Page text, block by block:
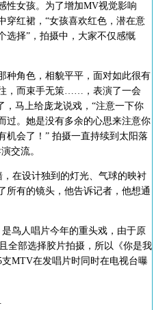
女孩。为了增加MV视觉影响
穿红裙，“女孩喜欢红色，潜在意
选择”，拍摄中，大家不仅感慨
角色，相貌平平，面对如此很有
，而束手无策……，表演了一会
，马上给庞龙说戏，“注意一下你
过。她是没有多余的心思来注意你
会了！” 拍摄一直持续到太阳落
交流。
在设计独到的灯光、气球的映衬
所有的镜头，他告诉记者，他想通
鸟人唱片今年的重头戏，由于原
全部选择胶片拍摄，所以《你是我
MTV在发唱片时同时在电视台曝